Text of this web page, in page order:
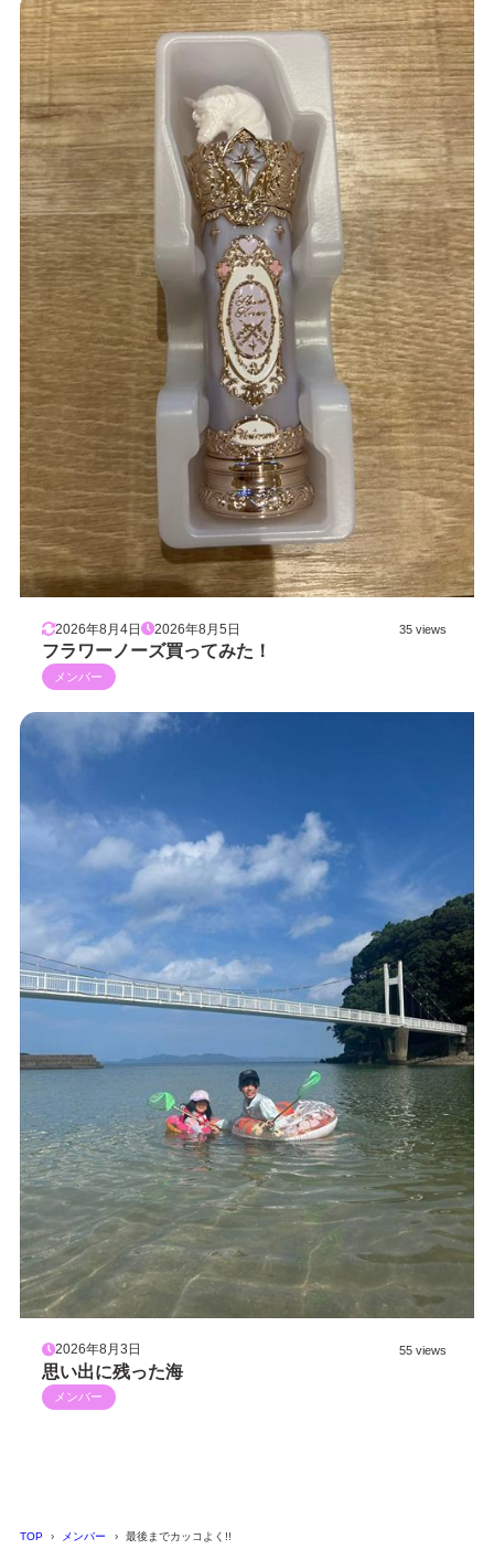
2026年8月4日 2026年8月5日 35 views
フラワーノーズ買ってみた！
メンバー
2026年8月3日 55 views
思い出に残った海
メンバー
TOP メンバー 最後までカッコよく!!